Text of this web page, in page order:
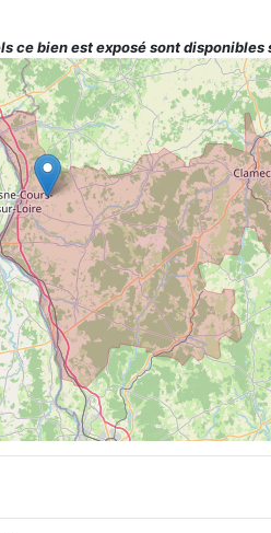
ce bien est exposé sont disponibles